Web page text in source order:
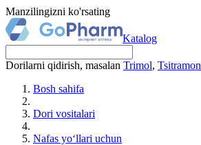
Manzilingizni ko'rsating
Katalog
Dorilarni qidirish, masalan Trimol, Tsitramon
Bosh sahifa
Dori vositalari
Nafas yo‘llari uchun